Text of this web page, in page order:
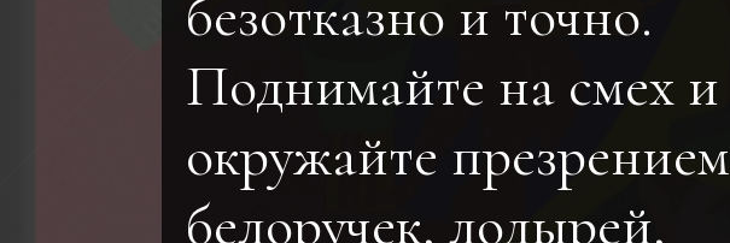
безотказно и точно.
Поднимайте на смех и
окружайте презрением
белоручек, лодырей,